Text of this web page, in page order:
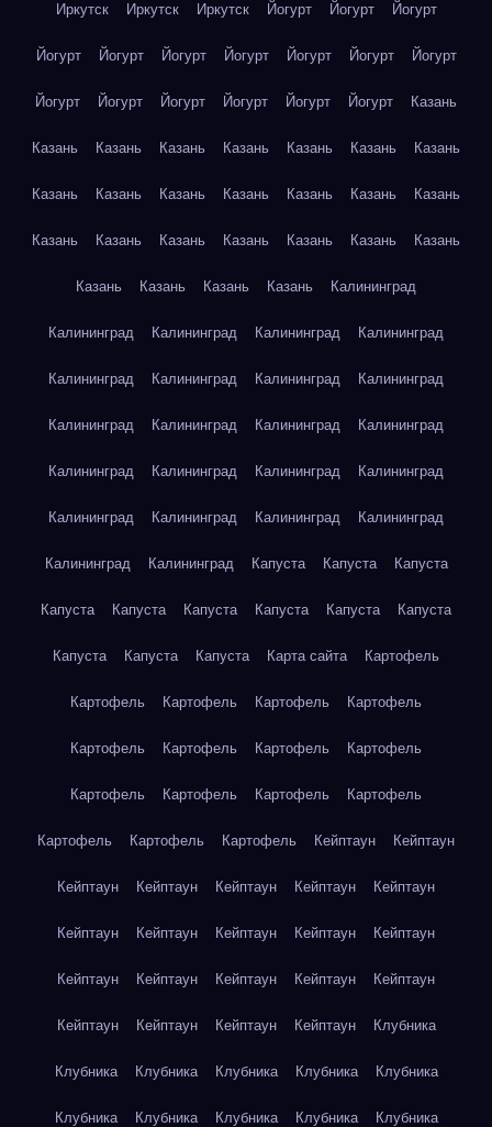
Иркутск Иркутск Иркутск Йогурт Йогурт Йогурт
Йогурт Йогурт Йогурт Йогурт Йогурт Йогурт Йогурт
Йогурт Йогурт Йогурт Йогурт Йогурт Йогурт Казань
Казань Казань Казань Казань Казань Казань Казань
Казань Казань Казань Казань Казань Казань Казань
Казань Казань Казань Казань Казань Казань Казань
Казань Казань Казань Казань Калининград
Калининград Калининград Калининград Калининград
Калининград Калининград Калининград Калининград
Калининград Калининград Калининград Калининград
Калининград Калининград Калининград Калининград
Калининград Калининград Калининград Калининград
Калининград Калининград Капуста Капуста Капуста
Капуста Капуста Капуста Капуста Капуста Капуста
Капуста Капуста Капуста Карта сайта Картофель
Картофель Картофель Картофель Картофель
Картофель Картофель Картофель Картофель
Картофель Картофель Картофель Картофель
Картофель Картофель Картофель Кейптаун Кейптаун
Кейптаун Кейптаун Кейптаун Кейптаун Кейптаун
Кейптаун Кейптаун Кейптаун Кейптаун Кейптаун
Кейптаун Кейптаун Кейптаун Кейптаун Кейптаун
Кейптаун Кейптаун Кейптаун Кейптаун Клубника
Клубника Клубника Клубника Клубника Клубника
Клубника Клубника Клубника Клубника Клубника